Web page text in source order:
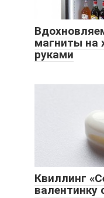
магниты на
руками
Квиллинг
валентинку